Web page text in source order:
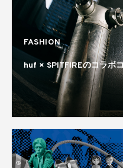
FASHION
huf × SPITFIREのコラボ